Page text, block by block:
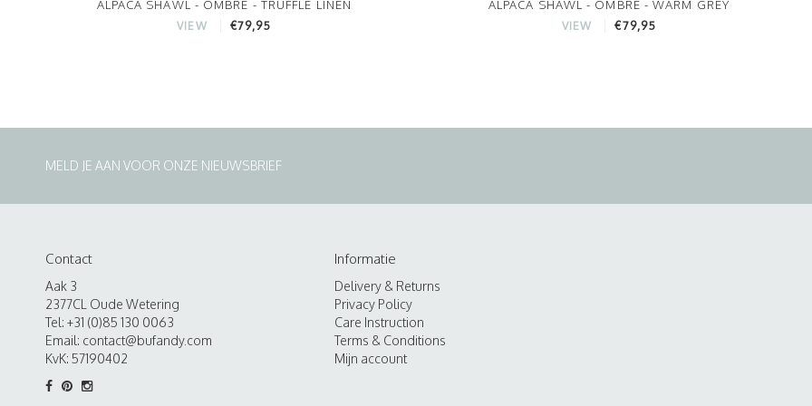
ALPACA SHAWL - OMBRE - TRUFFLE LINEN
VIEW €79,95
ALPACA SHAWL - OMBRE - WARM GREY
VIEW €79,95
MELD JE AAN VOOR ONZE NIEUWSBRIEF
Contact
Aak 3
2377CL Oude Wetering
Tel: +31 (0)85 130 0063
Email: contact@bufandy.com
KvK: 57190402
Informatie
Delivery & Returns
Privacy Policy
Care Instruction
Terms & Conditions
Mijn account